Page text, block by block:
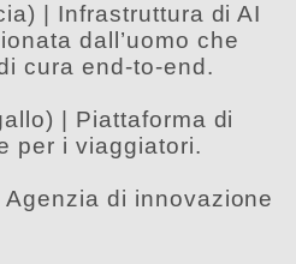
| Infrastruttura di AI
dall’uomo che
cura end-to-end.
| Piattaforma di
per i viaggiatori.
Agenzia di innovazione